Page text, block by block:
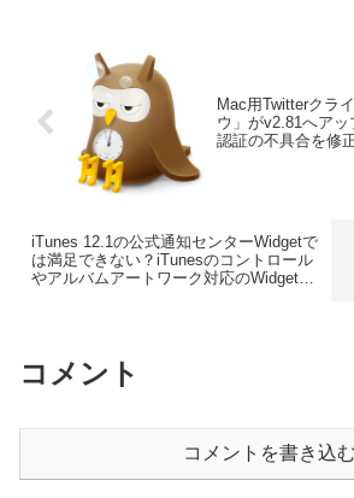
Mac用Twitterクラ
ウ」がv2.81へアッ
認証の不具合を修
iTunes 12.1の公式通知センターWidgetで
は満足できない？iTunesのコントロール
やアルバムアートワーク対応のWidgetま
コメント
コメントを書き込む